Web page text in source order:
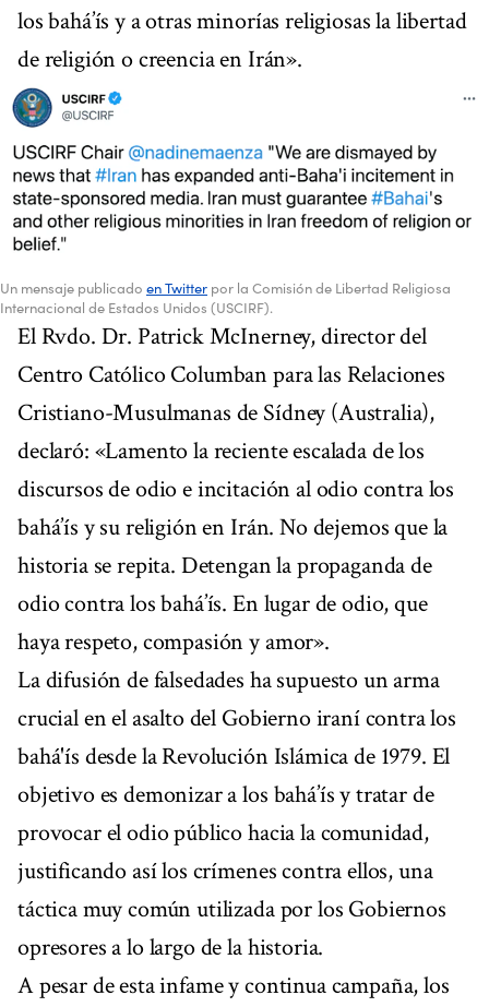
los bahá’ís y a otras minorías religiosas la libertad
de religión o creencia en Irán».
Un mensaje publicado en Twitter por la Comisión de Libertad Religiosa
Internacional de Estados Unidos (USCIRF).
El Rvdo. Dr. Patrick McInerney, director del
Centro Católico Columban para las Relaciones
Cristiano-Musulmanas de Sídney (Australia),
declaró: «Lamento la reciente escalada de los
discursos de odio e incitación al odio contra los
bahá’ís y su religión en Irán. No dejemos que la
historia se repita. Detengan la propaganda de
odio contra los bahá’ís. En lugar de odio, que
haya respeto, compasión y amor».
La difusión de falsedades ha supuesto un arma
crucial en el asalto del Gobierno iraní contra los
bahá'ís desde la Revolución Islámica de 1979. El
objetivo es demonizar a los bahá’ís y tratar de
provocar el odio público hacia la comunidad,
justificando así los crímenes contra ellos, una
táctica muy común utilizada por los Gobiernos
opresores a lo largo de la historia.
A pesar de esta infame y continua campaña, los